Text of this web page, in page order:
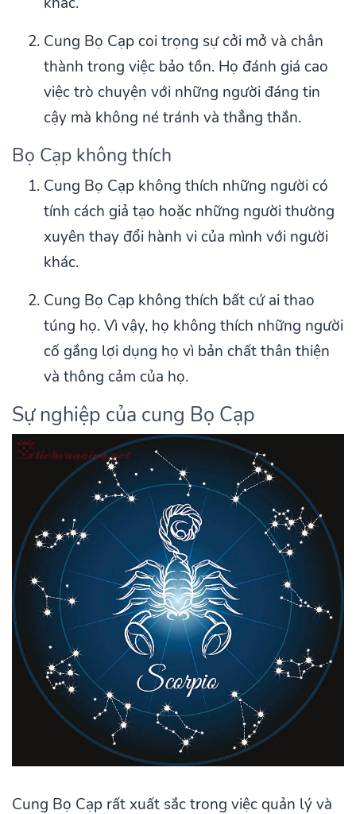
Cung Bọ Cạp coi trọng sự cởi mở và chân
thành trong việc bảo tồn. Họ đánh giá cao
việc trò chuyện với những người đáng tin
cậy mà không né tránh và thẳng thắn.
Bọ Cạp không thích
Cung Bọ Cạp không thích những người có
tính cách giả tạo hoặc những người thường
xuyên thay đổi hành vi của mình với người
khác.
Cung Bọ Cạp không thích bất cứ ai thao
túng họ. Vì vậy, họ không thích những người
cố gắng lợi dụng họ vì bản chất thân thiện
và thông cảm của họ.
Sự nghiệp của cung Bọ Cạp
Cung Bọ Cạp rất xuất sắc trong việc quản lý và